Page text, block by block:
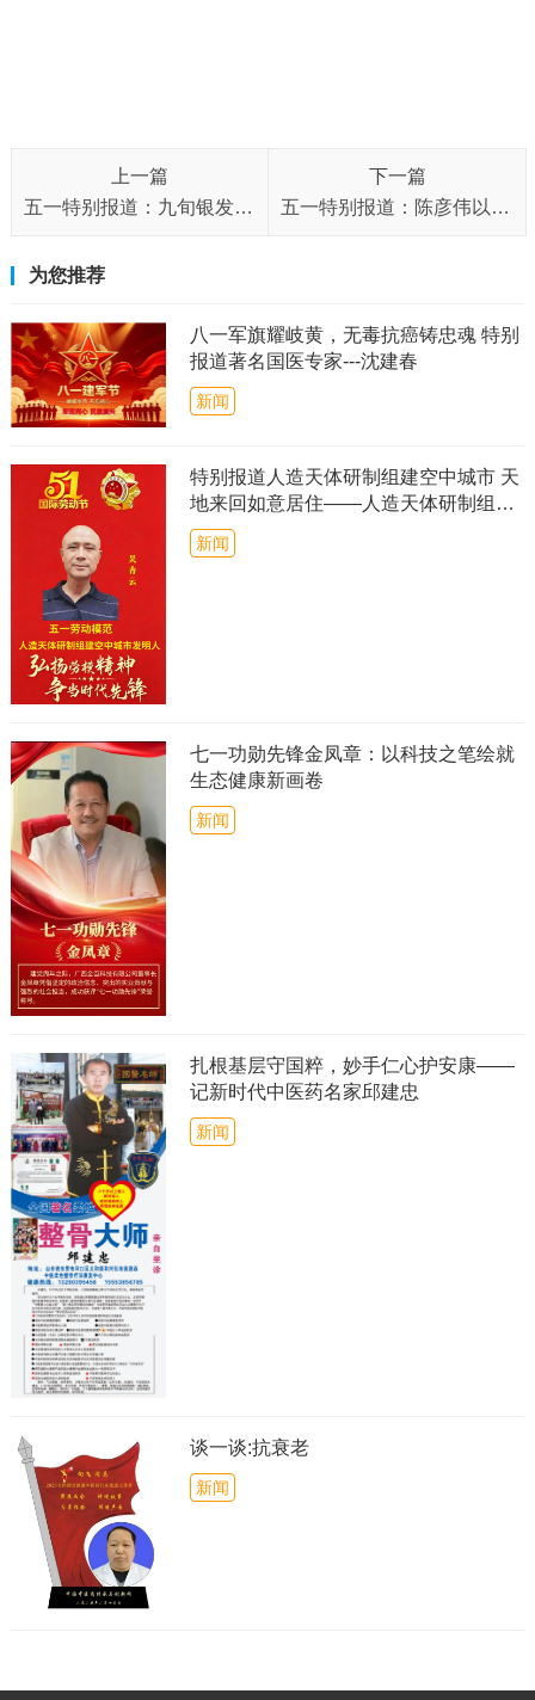
上一篇
五一特别报道：九旬银发学者的“文化劳动节”——记《易经》修复者薛德钧先生
下一篇
五一特别报道：陈彦伟以金融之基铸易学之魂，用千年智慧赋能当代
为您推荐
八一军旗耀岐黄，无毒抗癌铸忠魂 特别
报道著名国医专家---沈建春
新闻
特别报道人造天体研制组建空中城市 天
地来回如意居住——人造天体研制组建
空中城市）CCTV客座教授吴青云
新闻
七一功勋先锋金凤章：以科技之笔绘就
生态健康新画卷
新闻
扎根基层守国粹，妙手仁心护安康——
记新时代中医药名家邱建忠
新闻
谈一谈:抗衰老
新闻